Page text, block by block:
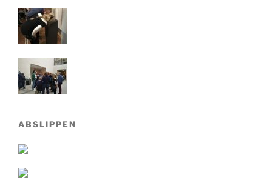
ABSLIPPEN